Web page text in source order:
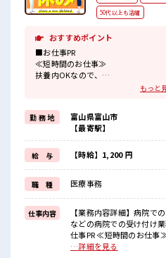
50代以上も活躍
おすすめポイント
■お仕事PR
≪短時間のお仕事≫
扶養内OKなので、
主婦&主夫さんも気軽にご応募くだ
時間をしっかり確保できる、
残業基本ナシのお仕事♪
オンとオフをきっちり切り替えたい
≪経験者活躍中≫
これまでの経験を活かしませんか？
ブランクがあっても大丈夫♪
経験はちょっとだけ…という方もOK
≪女性も働きやすい職場≫
もちろん男性の応募も歓迎ですよ！
≪土日祝休のお仕事≫
家族や友人と一緒にプライベート満
■職場の雰囲気
もっと
勤 務 地
富山県富山市
【最寄駅】
給 与 【時給】1,200 円
職 種 医療事務
仕事内容
【業務内容詳細】病院で
などの病院での受け付け業
仕事PR ≪短時間のお仕事
んも気軽にご応募くださ
…詳細を見る